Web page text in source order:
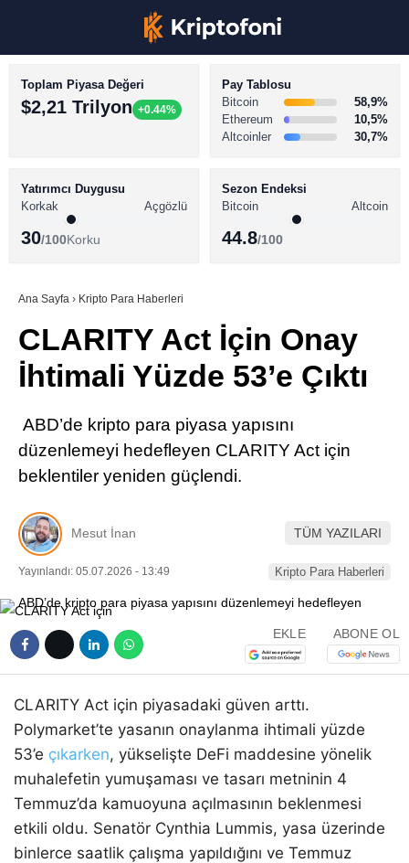
Youtube
TikTok
Pinterest
Telegram
BİTCOİN HABERLERİ
ALTCOİN HABERLERİ
SÖZLÜK
Toplam Piyasa Değeri
$2,21 Trilyon +0.44%
Pay Tablosu
Bitcoin
58,9%
Ethereum
10,5%
Altcoinler
30,7%
Yatırımcı Duygusu
Korkak
Açgözlü
30/100Korku
Sezon Endeksi
Bitcoin
Altcoin
44.8/100
Ana Sayfa › Kripto Para Haberleri
CLARITY Act İçin Onay
İhtimali Yüzde 53’e Çıktı
ABD’de kripto para piyasa yapısını
düzenlemeyi hedefleyen CLARITY Act için
beklentiler yeniden güçlendi.
Mesut İnan TÜM YAZILARI
Yayınlandı: 05.07.2026 - 13:49 Kripto Para Haberleri
EKLE ABONE OL
CLARITY Act için piyasadaki güven arttı.
Polymarket’te yasanın onaylanma ihtimali yüzde
53’e çıkarken, yükselişte DeFi maddesine yönelik
muhalefetin yumuşaması ve tasarı metninin 4
Temmuz’da kamuoyuna açılmasının beklenmesi
etkili oldu. Senatör Cynthia Lummis, yasa üzerinde
binlerce saatlik çalışma yapıldığını ve Temmuz